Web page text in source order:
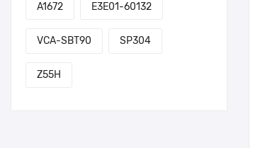
A1672 E3E01-60132
VCA-SBT90 SP304
Z55H